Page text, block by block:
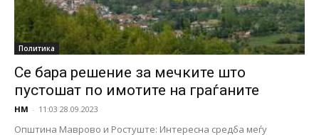
Политика
Се бара решение за мечките што
пустошат по имотите на граѓаните
НМ - 11:03 28.09.2023
Општина Маврово и Ростуште: Интересна средба меѓу